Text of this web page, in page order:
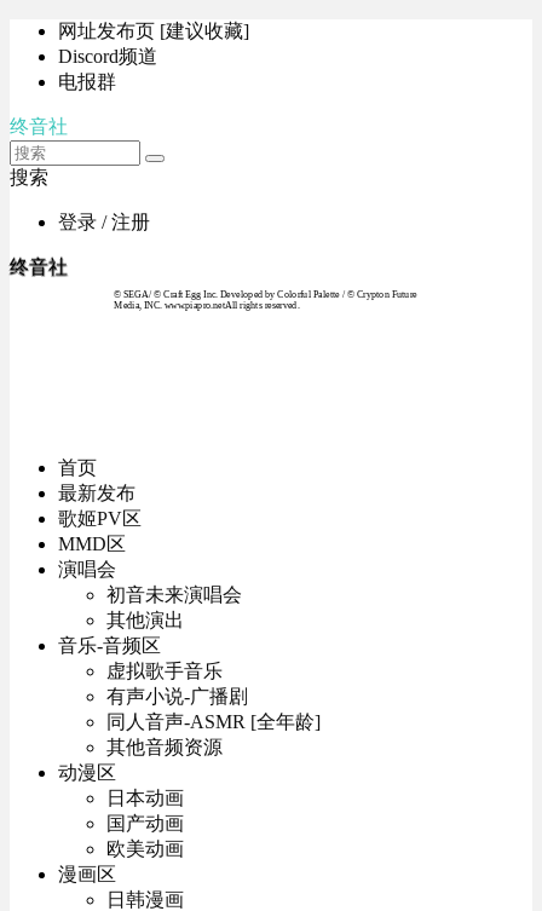
网址发布页 [建议收藏]
Discord频道
电报群
终音社
搜索
登录 / 注册
终音社
© SEGA / © Craft Egg Inc. Developed by Colorful Palette / © Crypton Future
Media, INC. www.piapro.netAll rights reserved.
首页
最新发布
歌姬PV区
MMD区
演唱会
初音未来演唱会
其他演出
音乐-音频区
虚拟歌手音乐
有声小说-广播剧
同人音声-ASMR [全年龄]
其他音频资源
动漫区
日本动画
国产动画
欧美动画
漫画区
日韩漫画